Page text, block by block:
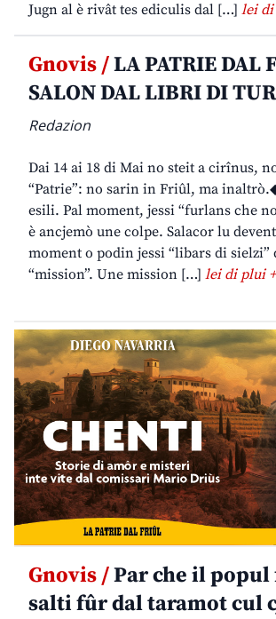
Jugn al è rivât tes ediculis dal […] lei di
Gnovis /LA PATRIE DAL
SALON DAL LIBRI DI
Redazion
Dai 14 ai 18 di Mai no steit a cirînus,
“Patrie”: no sarin in Friûl, ma
esili. Pal moment, jessi “furlans che
è ancjemò une colpe. Salacor lu
moment o podin jessi “libars di sielzi”
“mission”. Une mission […] lei di plui +
Gnovis /Par che il
salti fûr dal taramot cul